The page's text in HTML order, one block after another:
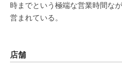
時までという極端な営業時間な
営まれている。
店舗